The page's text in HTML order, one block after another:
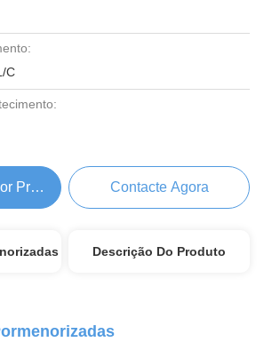
C
Preço Contacte Agora
Descrição Do Produto